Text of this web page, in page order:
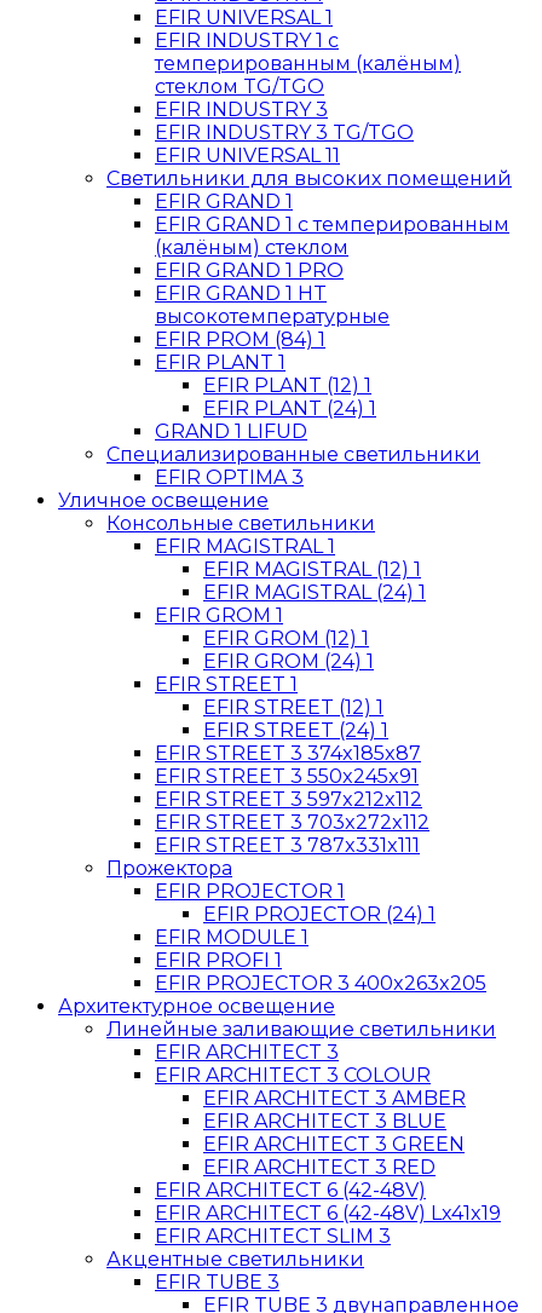
EFIR UNIVERSAL 1
EFIR INDUSTRY 1 c
темперированным (калёным)
стеклом TG/TGO
EFIR INDUSTRY 3
EFIR INDUSTRY 3 TG/TGO
EFIR UNIVERSAL 11
Светильники для высоких помещений
EFIR GRAND 1
EFIR GRAND 1 с темперированным
(калёным) стеклом
EFIR GRAND 1 PRO
EFIR GRAND 1 HT
высокотемпературные
EFIR PROM (84) 1
EFIR PLANT 1
EFIR PLANT (12) 1
EFIR PLANT (24) 1
GRAND 1 LIFUD
Специализированные светильники
EFIR OPTIMA 3
Уличное освещение
Консольные светильники
EFIR MAGISTRAL 1
EFIR MAGISTRAL (12) 1
EFIR MAGISTRAL (24) 1
EFIR GROM 1
EFIR GROM (12) 1
EFIR GROM (24) 1
EFIR STREET 1
EFIR STREET (12) 1
EFIR STREET (24) 1
EFIR STREET 3 374x185x87
EFIR STREET 3 550x245x91
EFIR STREET 3 597x212x112
EFIR STREET 3 703x272x112
EFIR STREET 3 787x331x111
Прожектора
EFIR PROJECTOR 1
EFIR PROJECTOR (24) 1
EFIR MODULE 1
EFIR PROFI 1
EFIR PROJECTOR 3 400x263x205
Архитектурное освещение
Линейные заливающие светильники
EFIR ARCHITECT 3
EFIR ARCHITECT 3 COLOUR
EFIR ARCHITECT 3 AMBER
EFIR ARCHITECT 3 BLUE
EFIR ARCHITECT 3 GREEN
EFIR ARCHITECT 3 RED
EFIR ARCHITECT 6 (42-48V)
EFIR ARCHITECT 6 (42-48V) Lx41x19
EFIR ARCHITECT SLIM 3
Акцентные светильники
EFIR TUBE 3
EFIR TUBE 3 двунаправленное